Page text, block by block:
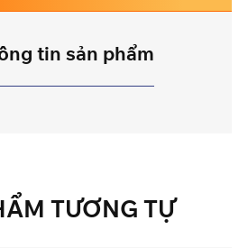
tin sản phẩm
TƯƠNG TỰ